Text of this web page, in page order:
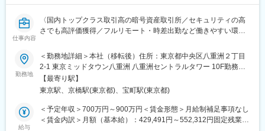
内最大級の銘柄数を取り扱っており、2022年は平均で国内現物取
引高シェア約20%、アルトコインに限定すると50%以上のシェア
法人のお客様も多く、APIを利用したシステムトレードも活発に行
われています。
■当社の特徴：
当社のミッションは「ビットコインの技術で、世界中にあらゆる
価値を流通させる」です。暗号資産交換業者として金融庁から正
式に認定されています。2021年9月には約75億円の資金調達も実
仕事内容
〈国内トップクラス取引高の暗号資産取引所／セキュリティの高
さでも高評価獲得／フルリモート・時差出勤など働きやすい環境
生充実〉
コンプライアンス・リスク管理部へ配属になり、下記業務をお任
せします。
■業務概要：
・コンプライアンス体制の強化に関する企画・提案
・各種法令等に準拠した内部管理態勢の構築・運用
・各種法令等の知識向上やコンプライアンス意識浸透のための研
勤務地
＜勤務地詳細＞本社（移転後）住所：東京都中央区八重洲２丁目
2-1 東京ミッドタウン八重洲 八重洲セントラルタワー 10F勤務地
最寄駅：JR線／東京駅受動喫煙対策：敷地内喫煙可能場所あり変
更の範囲：本文参照
【最寄り駅】
東京駅、京橋駅(東京都)、宝町駅(東京都)
給与
＜予定年収＞700万円～900万円＜賃金形態＞月給制補足事項なし
＜賃金内訳＞月額（基本給）：429,491円～552,312円固定残業手